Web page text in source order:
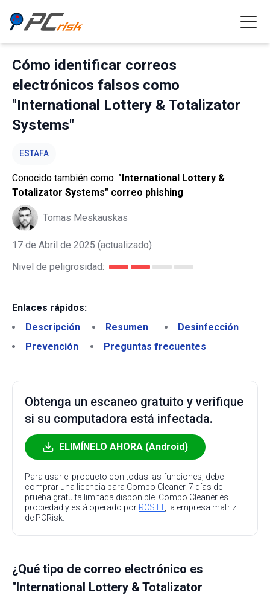
Cómo identificar correos
electrónicos falsos como
"International Lottery & Totalizator
Systems"
ESTAFA
Conocido también como: "International Lottery &
Totalizator Systems" correo phishing
Tomas Meskauskas
17 de Abril de 2025 (actualizado)
Nivel de peligrosidad:
Enlaces rápidos:
Descripción
Resumen
Desinfección
Prevención
Preguntas frecuentes
Obtenga un escaneo gratuito y verifique
si su computadora está infectada.
ELIMÍNELO AHORA (Android)
Para usar el producto con todas las funciones, debe
comprar una licencia para Combo Cleaner. 7 días de
prueba gratuita limitada disponible. Combo Cleaner es
propiedad y está operado por RCS LT, la empresa matriz
de PCRisk.
¿Qué tipo de correo electrónico es
"International Lottery & Totalizator